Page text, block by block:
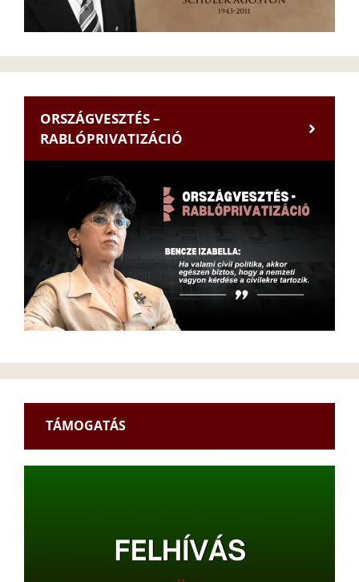
ORSZÁGVESZTÉS –
RABLÓPRIVATIZÁCIÓ
TÁMOGATÁS